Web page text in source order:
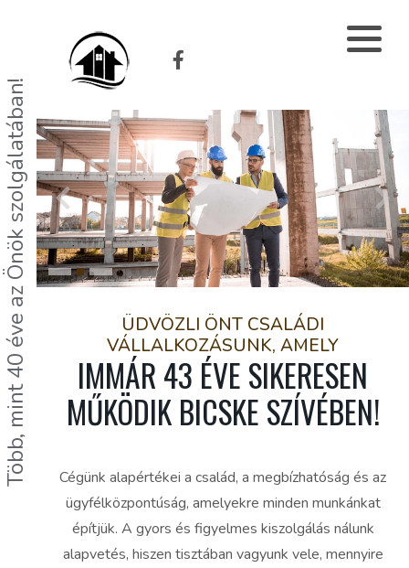
Több, mint 40 éve az Önök szolgálatában!
ÜDVÖZLI ÖNT CSALÁDI
VÁLLALKOZÁSUNK, AMELY
IMMÁR 43 ÉVE SIKERESEN
MŰKÖDIK BICSKE SZÍVÉBEN!
Cégünk alapértékei a család, a megbízhatóság és az
ügyfélközpontúság, amelyekre minden munkánkat
építjük. A gyors és figyelmes kiszolgálás nálunk
alapvetés, hiszen tisztában vagyunk vele, mennyire